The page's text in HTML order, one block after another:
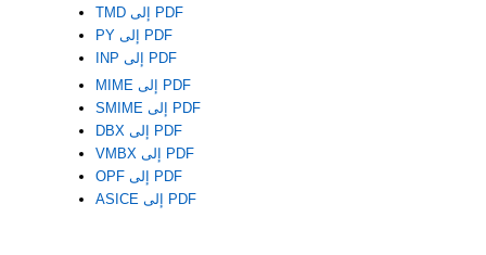
TMD إلى PDF
PY إلى PDF
INP إلى PDF
MIME إلى PDF
SMIME إلى PDF
DBX إلى PDF
VMBX إلى PDF
OPF إلى PDF
ASICE إلى PDF